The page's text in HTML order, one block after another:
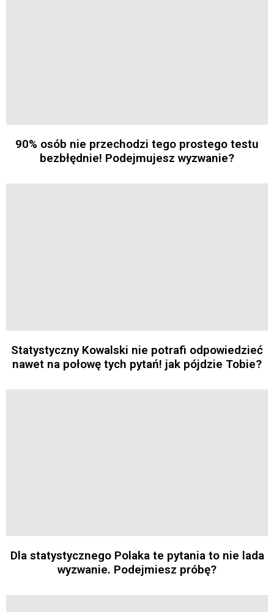
90% osób nie przechodzi tego prostego testu
bezbłędnie! Podejmujesz wyzwanie?
Statystyczny Kowalski nie potrafi odpowiedzieć
nawet na połowę tych pytań! jak pójdzie Tobie?
Dla statystycznego Polaka te pytania to nie lada
wyzwanie. Podejmiesz próbę?